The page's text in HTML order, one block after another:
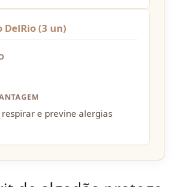
DelRio (3 un)
e previne alergias